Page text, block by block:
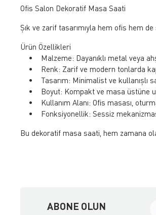
Ofis Salon Dekoratif Masa Saati
Şık ve zarif tasarımıyla hem ofis hem
Ürün Özellikleri
• Malzeme: Dayanıklı metal veya
• Renk: Zarif ve modern tonlarda
• Tasarım: Minimalist ve kullanışlı
• Boyut: Kompakt ve masa üstüne
• Kullanım Alanı: Ofis masası, oturma
• Fonksiyonellik: Sessiz
Bu dekoratif masa saati, hem zamana
ABONE OLUN